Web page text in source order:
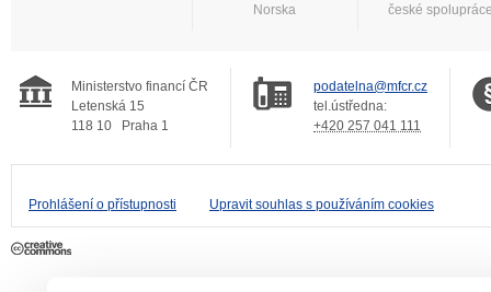
Norska
české
Ministerstvo financí ČR
Letenská 15
118 10
Praha 1
podatelna@mfcr.cz
tel.ústředna:
+420 257 041 111
Prohlášení o přístupnosti Upravit souhlas s používáním cookies